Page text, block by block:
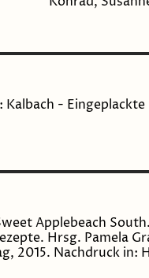
Kalbach -
Applebeach
Hrsg. Pamela
2015. Nachdruck in: